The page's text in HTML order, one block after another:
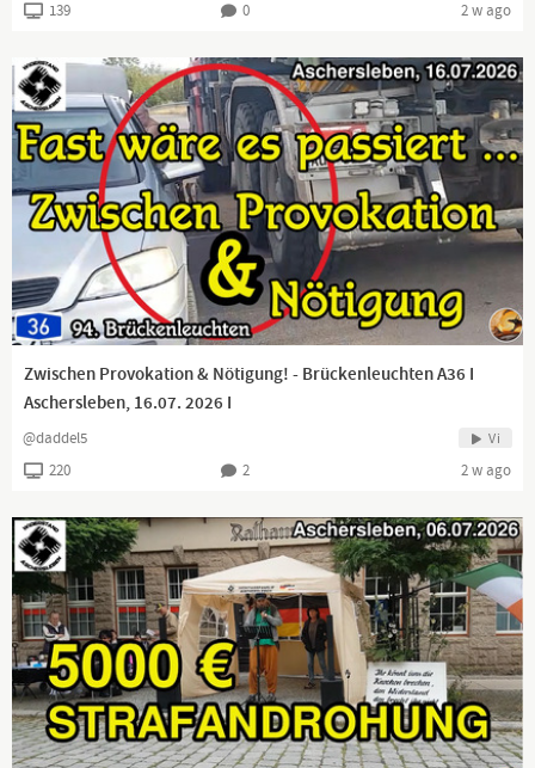
139 0 2 w ago
Zwischen Provokation & Nötigung! - Brückenleuchten A36 I
Aschersleben, 16.07. 2026 I
@daddel5 Vi
220 2 2 w ago